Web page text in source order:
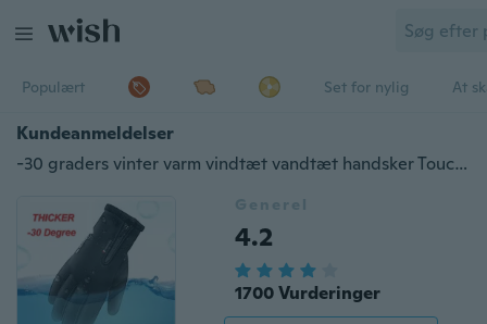
Populært Set for nylig At
Kundeanmeldelser
-30 graders vinter varm vindtæt vandtæt handsker Touchscreen sportshandsker Skiridecykler Motorcykelhandsker
Generel
4.2
1700 Vurderinger